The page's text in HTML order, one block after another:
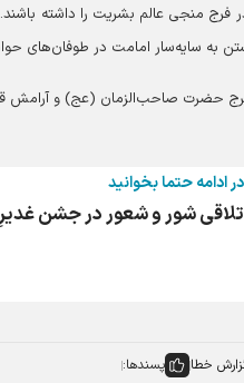
فرج منجی عالم بشریت را داشته
به سایه‌سار امامت در طوفان‌های
حضرت صاحب‌الزمان (عج) و آرامش
در ادامه حتما بخوانید
تلاقی شور و شعور در جشن
خطا پسندها: